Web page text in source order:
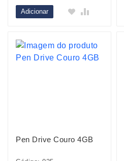
Adicionar
Pen Drive Couro 4GB